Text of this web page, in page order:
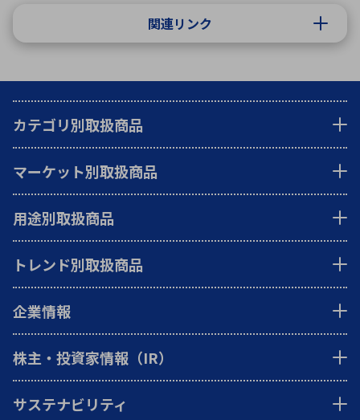
関連リンク
カテゴリ別取扱商品
マーケット別取扱商品
用途別取扱商品
トレンド別取扱商品
企業情報
株主・投資家情報（IR）
サステナビリティ